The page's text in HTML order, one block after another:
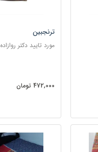
ترنجبین
مورد تایید دکتر روازاده
472,000 تومان